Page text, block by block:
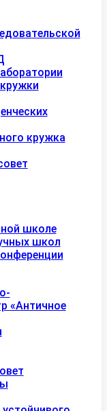
кружка
школе
школ
«Античное